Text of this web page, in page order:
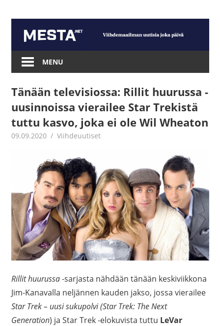
content
Mesta.net
MENU
Tänään televisiossa: Rillit huurussa -
uusinnoissa vierailee Star Trekistä
tuttu kasvo, joka ei ole Wil Wheaton
09.09.2020 Juha Kaunisto
Viihdeuutiset
Rillit huurussa-sarjasta nähdään tänään keskiviikkona
Jim-Kanavalla neljännen kauden jakso, jossa vierailee
Star Trek – uusi sukupolvi(Star Trek: The Next
Generation) ja Star Trek -elokuvista tuttu LeVar